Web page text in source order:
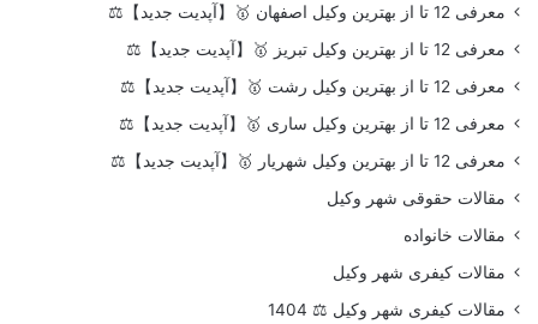
معرفی 12 تا از بهترین وکیل اصفهان 🥇【آپدیت جدید】⚖️
معرفی 12 تا از بهترین وکیل تبریز 🥇【آپدیت جدید】⚖️
معرفی 12 تا از بهترین وکیل رشت 🥇【آپدیت جدید】⚖️
معرفی 12 تا از بهترین وکیل ساری 🥇【آپدیت جدید】⚖️
معرفی 12 تا از بهترین وکیل شهریار 🥇【آپدیت جدید】⚖️
مقالات حقوقی شهر وکیل
مقالات خانواده
مقالات کیفری شهر وکیل
مقالات کیفری شهر وکیل ⚖️ 1404